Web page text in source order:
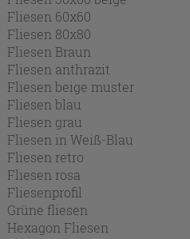
Fliesen 60x60
Fliesen 80x80
Fliesen Braun
Fliesen anthrazit
Fliesen beige muster
Fliesen blau
Fliesen grau
Fliesen in Weiß-Blau
Fliesen retro
Fliesen rosa
Fliesenprofil
Grüne fliesen
Hexagon Fliesen